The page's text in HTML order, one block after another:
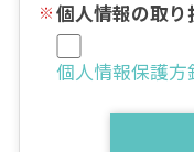
個人情報の取り
個人情報保護方